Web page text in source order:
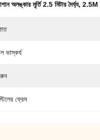
অলঙ্কার মূর্তি 2.5 মিটার দৈর্ঘ্য, 2.5M
ভাস্কর্য
ফ্রেম